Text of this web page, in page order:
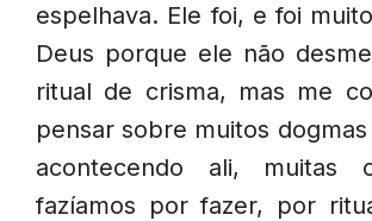
espelhava. Ele foi, e foi
Deus porque ele não
ritual de crisma, mas me
pensar sobre muitos
acontecendo ali, muitas
fazíamos por fazer, por